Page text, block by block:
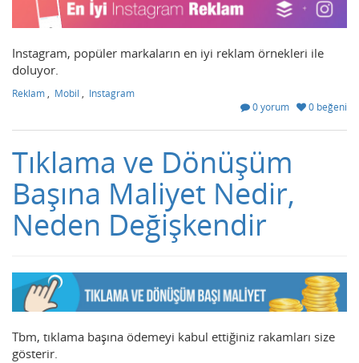
Instagram, popüler markaların en iyi reklam örnekleri ile
doluyor.
Reklam Mobil
Instagram
0 yorum
0 beğeni
Tıklama ve Dönüşüm
Başına Maliyet Nedir,
Neden Değişkendir
Tbm, tıklama başına ödemeyi kabul ettiğiniz rakamları size
gösterir.